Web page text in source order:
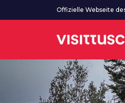
Zum HauptinhaltOffizielle Webseite